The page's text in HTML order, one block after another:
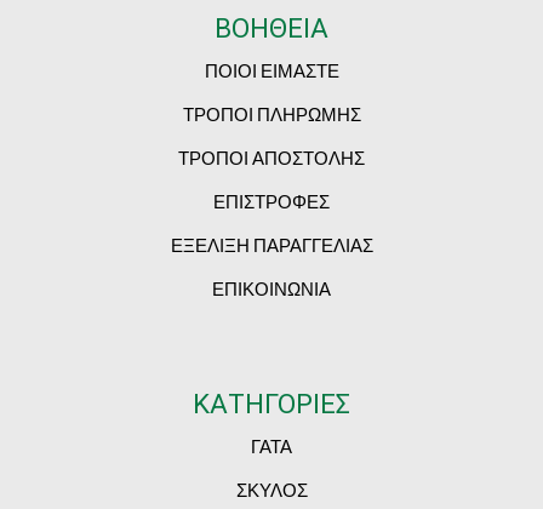
ΒΟΗΘΕΙΑ
ΠΟΙΟΙ ΕΙΜΑΣΤΕ
ΤΡΟΠΟΙ ΠΛΗΡΩΜΗΣ
ΤΡΟΠΟΙ ΑΠΟΣΤΟΛΗΣ
ΕΠΙΣΤΡΟΦΕΣ
ΕΞΕΛΙΞΗ ΠΑΡΑΓΓΕΛΙΑΣ
ΕΠΙΚΟΙΝΩΝΙΑ
ΚΑΤΗΓΟΡΙΕΣ
ΓΑΤΑ
ΣΚΥΛΟΣ